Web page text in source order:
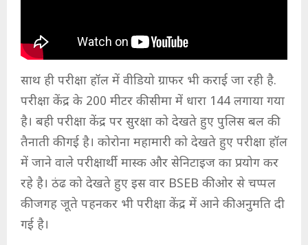
साथ ही परीक्षा हॉल में वीडियो ग्राफर भी कराई जा रही है.
परीक्षा केंद्र के 200 मीटर की सीमा में धारा 144 लगाया गया
है। बही परीक्षा केंद्र पर सुरक्षा को देखते हुए पुलिस बल की
तैनाती की गई है। कोरोना महामारी को देखते हुए परीक्षा हॉल
में जाने वाले परीक्षार्थी मास्क और सेनिटाइज का प्रयोग कर
रहे है। ठंढ को देखते हुए इस वार BSEB की ओर से चप्पल
की जगह जूते पहनकर भी परीक्षा केंद्र में आने की अनुमति दी
गई है।